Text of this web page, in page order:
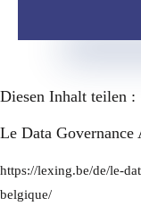
Diesen Inhalt teilen :
Le Data
https://lexing.be/de/le-
belgique/